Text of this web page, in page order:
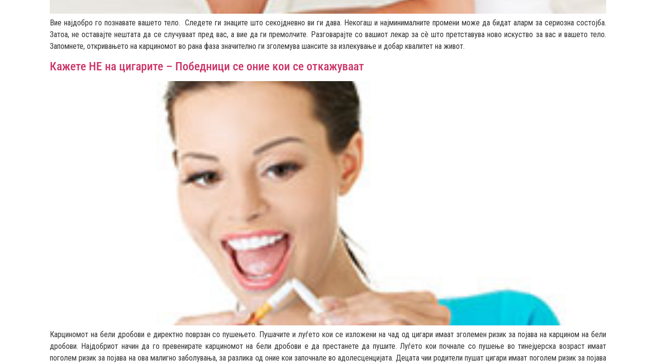
Вие најдобро го познавате вашето тело. Следете ги знаците што секојдневно ви ги дава. Некогаш и најминималните промени може да бидат аларм за сериозна состојба.
Затоа, не оставајте нештата да се случуваат пред вас, а вие да ги премолчите. Разговарајте со вашиот лекар за сè што претставува ново искуство за вас и вашето тело.
Запомнете, откривањето на карциномот во рана фаза значително ги зголемува шансите за излекување и добар квалитет на живот.
Кажете НЕ на цигарите – Победници се оние кои се откажуваат
Карциномот на бели дробови е директно поврзан со пушењето. Пушачите и луѓето кои се изложени на чад од цигари имаат зголемен ризик за појава на карцином на бели
дробови. Најдобриот начин да го превенирате карциномот на бели дробови е да престанете да пушите. Луѓето кои почнале со пушење во тинејџерска возраст имаат
поголем ризик за појава на ова малигно заболувања, за разлика од оние кои започнале во адолесценцијата. Децата чии родители пушат цигари имаат поголем ризик за појава